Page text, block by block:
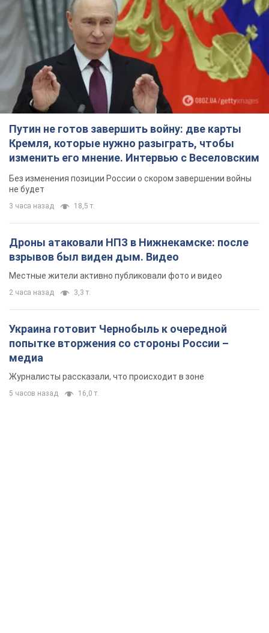
Путин не готов завершить войну: две карты
Кремля, которые нужно разыграть, чтобы
изменить его мнение. Интервью с Веселовским
Без изменения позиции России о скором завершении войны
не будет
3 часа назад 18,5 т.
Дроны атаковали НПЗ в Нижнекамске: после
взрывов был виден дым. Видео
Местные жители активно публиковали фото и видео
2 часа назад 3,3 т.
Украина готовит Чернобыль к очередной
попытке вторжения со стороны России –
медиа
Журналисты рассказали, что происходит в зоне
5 часов назад 16,0 т.